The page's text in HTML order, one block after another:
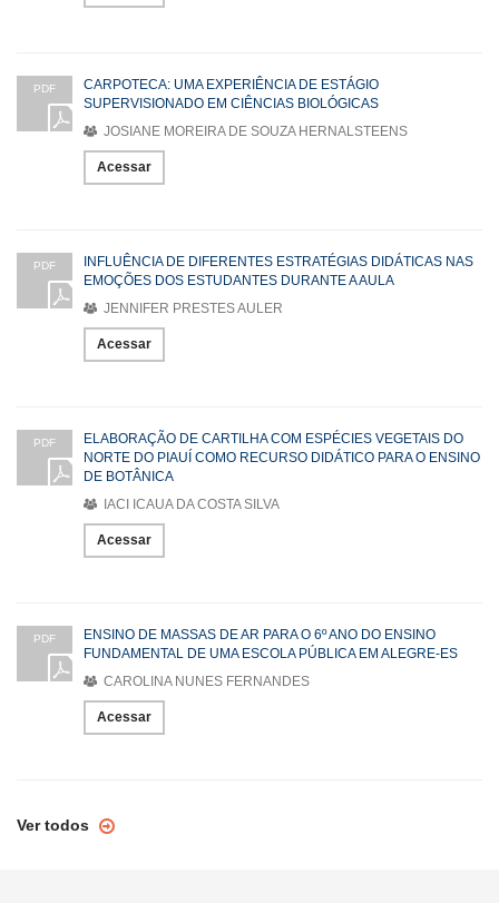
PDF
CARPOTECA: UMA EXPERIÊNCIA DE ESTÁGIO
SUPERVISIONADO EM CIÊNCIAS BIOLÓGICAS
JOSIANE MOREIRA DE SOUZA HERNALSTEENS
Acessar
PDF
INFLUÊNCIA DE DIFERENTES ESTRATÉGIAS DIDÁTICAS NAS
EMOÇÕES DOS ESTUDANTES DURANTE A AULA
JENNIFER PRESTES AULER
Acessar
PDF
ELABORAÇÃO DE CARTILHA COM ESPÉCIES VEGETAIS DO
NORTE DO PIAUÍ COMO RECURSO DIDÁTICO PARA O ENSINO
DE BOTÂNICA
IACI ICAUA DA COSTA SILVA
Acessar
PDF
ENSINO DE MASSAS DE AR PARA O 6º ANO DO ENSINO
FUNDAMENTAL DE UMA ESCOLA PÚBLICA EM ALEGRE-ES
CAROLINA NUNES FERNANDES
Acessar
Ver todos